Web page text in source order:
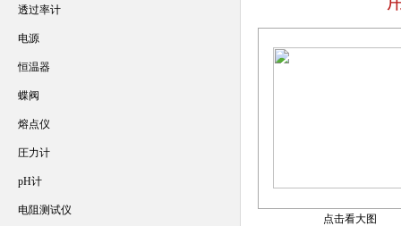
点击看大图
透过率计
电源
恒温器
蝶阀
熔点仪
圧力计
pH计
电阻测试仪